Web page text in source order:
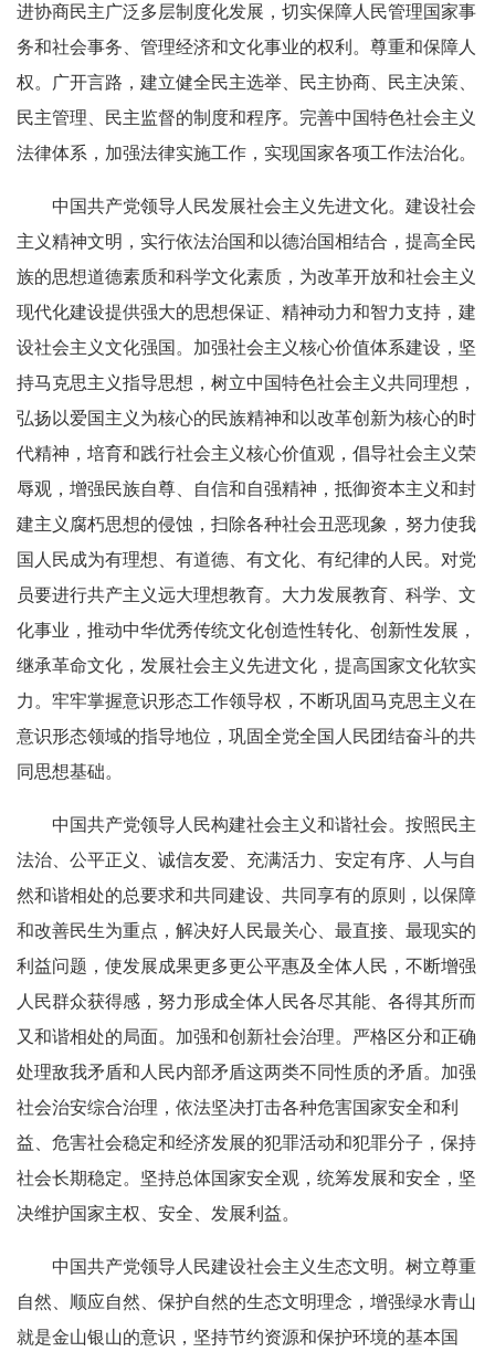
进协商民主广泛多层制度化发展，切实保障人民管理国家事
务和社会事务、管理经济和文化事业的权利。尊重和保障人
权。广开言路，建立健全民主选举、民主协商、民主决策、
民主管理、民主监督的制度和程序。完善中国特色社会主义
法律体系，加强法律实施工作，实现国家各项工作法治化。
中国共产党领导人民发展社会主义先进文化。建设社会
主义精神文明，实行依法治国和以德治国相结合，提高全民
族的思想道德素质和科学文化素质，为改革开放和社会主义
现代化建设提供强大的思想保证、精神动力和智力支持，建
设社会主义文化强国。加强社会主义核心价值体系建设，坚
持马克思主义指导思想，树立中国特色社会主义共同理想，
弘扬以爱国主义为核心的民族精神和以改革创新为核心的时
代精神，培育和践行社会主义核心价值观，倡导社会主义荣
辱观，增强民族自尊、自信和自强精神，抵御资本主义和封
建主义腐朽思想的侵蚀，扫除各种社会丑恶现象，努力使我
国人民成为有理想、有道德、有文化、有纪律的人民。对党
员要进行共产主义远大理想教育。大力发展教育、科学、文
化事业，推动中华优秀传统文化创造性转化、创新性发展，
继承革命文化，发展社会主义先进文化，提高国家文化软实
力。牢牢掌握意识形态工作领导权，不断巩固马克思主义在
意识形态领域的指导地位，巩固全党全国人民团结奋斗的共
同思想基础。
中国共产党领导人民构建社会主义和谐社会。按照民主
法治、公平正义、诚信友爱、充满活力、安定有序、人与自
然和谐相处的总要求和共同建设、共同享有的原则，以保障
和改善民生为重点，解决好人民最关心、最直接、最现实的
利益问题，使发展成果更多更公平惠及全体人民，不断增强
人民群众获得感，努力形成全体人民各尽其能、各得其所而
又和谐相处的局面。加强和创新社会治理。严格区分和正确
处理敌我矛盾和人民内部矛盾这两类不同性质的矛盾。加强
社会治安综合治理，依法坚决打击各种危害国家安全和利
益、危害社会稳定和经济发展的犯罪活动和犯罪分子，保持
社会长期稳定。坚持总体国家安全观，统筹发展和安全，坚
决维护国家主权、安全、发展利益。
中国共产党领导人民建设社会主义生态文明。树立尊重
自然、顺应自然、保护自然的生态文明理念，增强绿水青山
就是金山银山的意识，坚持节约资源和保护环境的基本国